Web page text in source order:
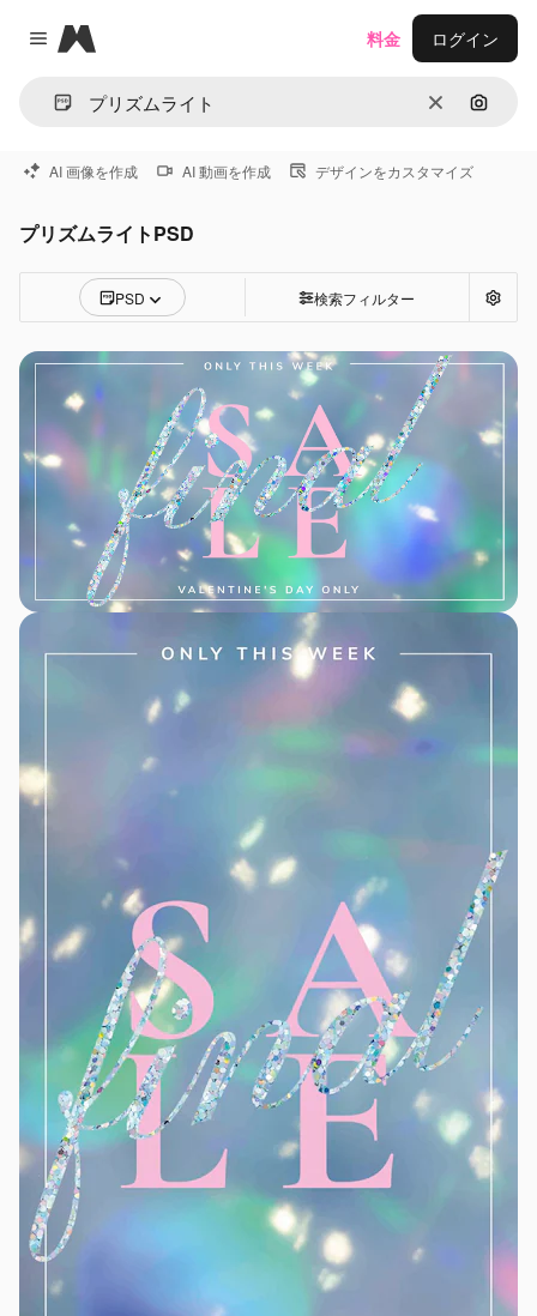
Close menu
Magnific
消去 画像で
料金 ログイン
AI 画像を作成 AI 動画を作成 デザインをカスタマイズ
プリズムライトPSD
PSD 検索フィルター